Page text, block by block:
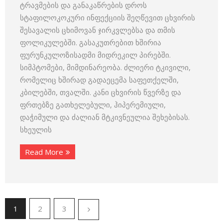
ტრავმების და განაკაწრების დროს
სტაფილოკოკური ინფექციის შეღწევით ცხვირის
შესავალის ცხიმოვან ჯირკვლებსა და თმის
ფოლიკულებში. გასაკუთრებით ხშირია
ფურუნკულოზისადმი მიდრეკილ პირებში.
სიმპტომები, მიმდინარეობა. ძლიერი ტკივილი,
რომელიც ხშირად გადაეცემა საფეთქელში,
კბილებში, თვალში. კანი ცხვირის წვერზე და
ფრთებზე გათხელებული, ჰიპერემიული,
დაჭიმული და ძალიან მტკივნეულია შეხებისას.
სხეულის
Read More
1 2 3